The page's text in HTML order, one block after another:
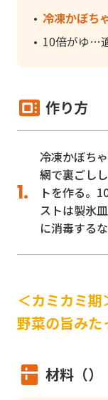
冷凍かぼち
10倍がゆ
作り方
冷凍かぼち
網で裏ごし
トを作る。
ストは製氷
に消毒する
＜カミカミ期
野菜の旨みた
材料（）